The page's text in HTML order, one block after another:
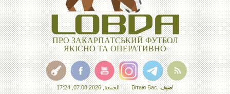
ПРО ЗАКАРПАТСЬКИЙ ФУТБОЛ
ЯКІСНО ТА ОПЕРАТИВНО
الجمعة, 07.08.2026, 17:24 Вітаю Вас,ضيف!